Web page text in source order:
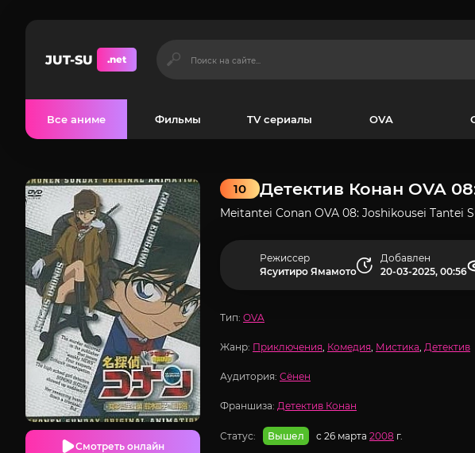
JUT-SU .net
Все аниме Фильмы TV сериалы OVA
Детектив Конан OVA
10
Meitantei Conan OVA 08: Joshikousei Tantei
Смотреть онлайн
Режиссер
Ясуитиро Ямамото
Добавлен
20-03-2025, 00:56
Тип: OVA
Жанр: Приключения, Комедия, Мистика, Детектив
Аудитория: Сёнен
Франшиза: Детектив Конан
Статус: Вышел с 26 марта 2008 г.